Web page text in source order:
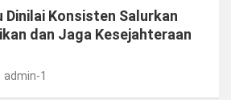
Dinilai Konsisten Salurkan
dan Jaga Kesejahteraan
admin-1